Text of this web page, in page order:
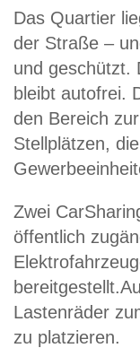
Das Quartier
der Straße –
und geschützt.
bleibt autofrei.
den Bereich
Stellplätzen,
Zwei
öffentlich
Lastenräder
zu platzieren.